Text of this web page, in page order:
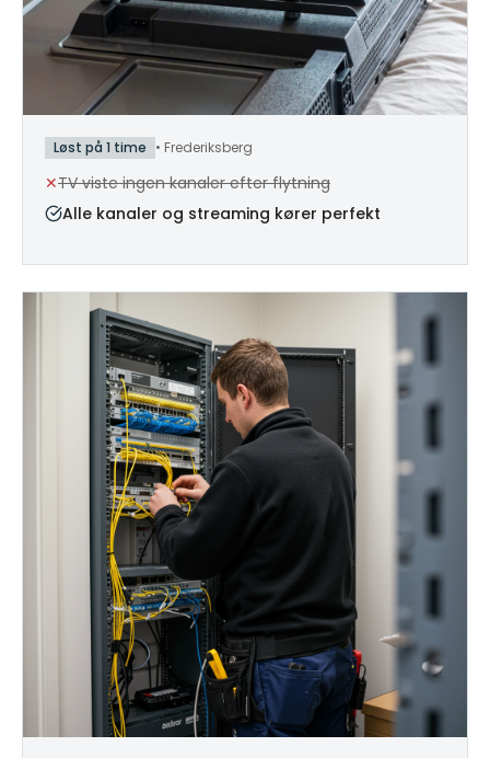
Løst på 1 time • Frederiksberg
✕TV viste ingen kanaler efter flytning
Alle kanaler og streaming kører perfekt